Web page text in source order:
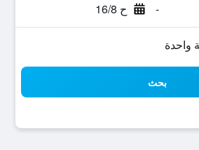
- ح 16/8
بحث